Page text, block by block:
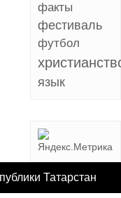
факты
фестиваль
футбол
язык
Татарстан